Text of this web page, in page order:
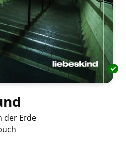
der Erde
diesem Verfasser